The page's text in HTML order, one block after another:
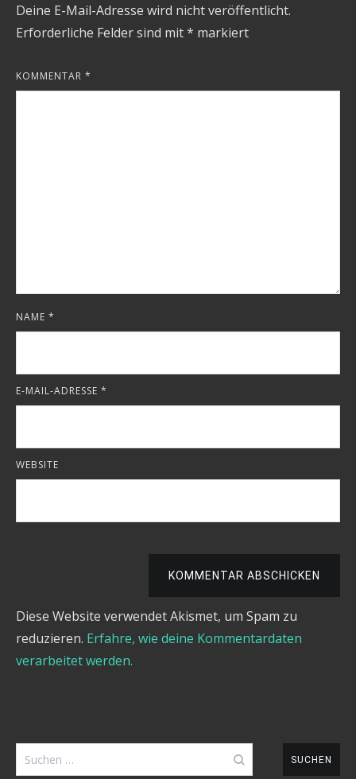
Deine E-Mail-Adresse wird nicht veröffentlicht.
Erforderliche Felder sind mit* markiert
KOMMENTAR *
NAME *
E-MAIL-ADRESSE *
WEBSITE
KOMMENTAR ABSCHICKEN
Diese Website verwendet Akismet, um Spam zu
reduzieren. Erfahre, wie deine Kommentardaten
verarbeitet werden.
Suchen
nach: